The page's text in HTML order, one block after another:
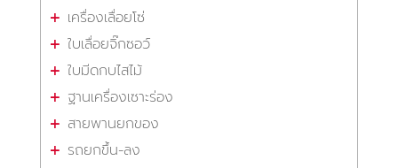
เครื่องเลื่อยโซ่
ใบเลื่อยจิ๊กซอว์
ใบมีดกบไสไม้
ฐานเครื่องเซาะร่อง
สายพานยกของ
รถยกขึ้น-ลง